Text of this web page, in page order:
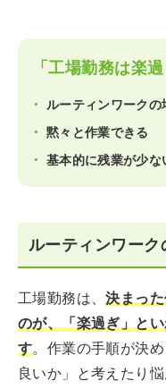
「工場勤務は楽
ルーティンワークの
黙々と作業できる
基本的に残業が少な
ルーティンワーク
工場勤務は、決まっ
のが、「楽過ぎ」と
す。作業の手順が決
良いか」と考えたり